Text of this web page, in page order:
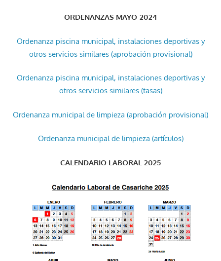
ORDENANZAS MAYO-2024
Ordenanza piscina municipal, instalaciones deportivas y
otros servicios similares (aprobación provisional)
Ordenanza piscina municipal, instalaciones deportivas y
otros servicios similares (tasas)
Ordenanza municipal de limpieza (aprobación provisional)
Ordenanza municipal de limpieza (artículos)
CALENDARIO LABORAL 2025